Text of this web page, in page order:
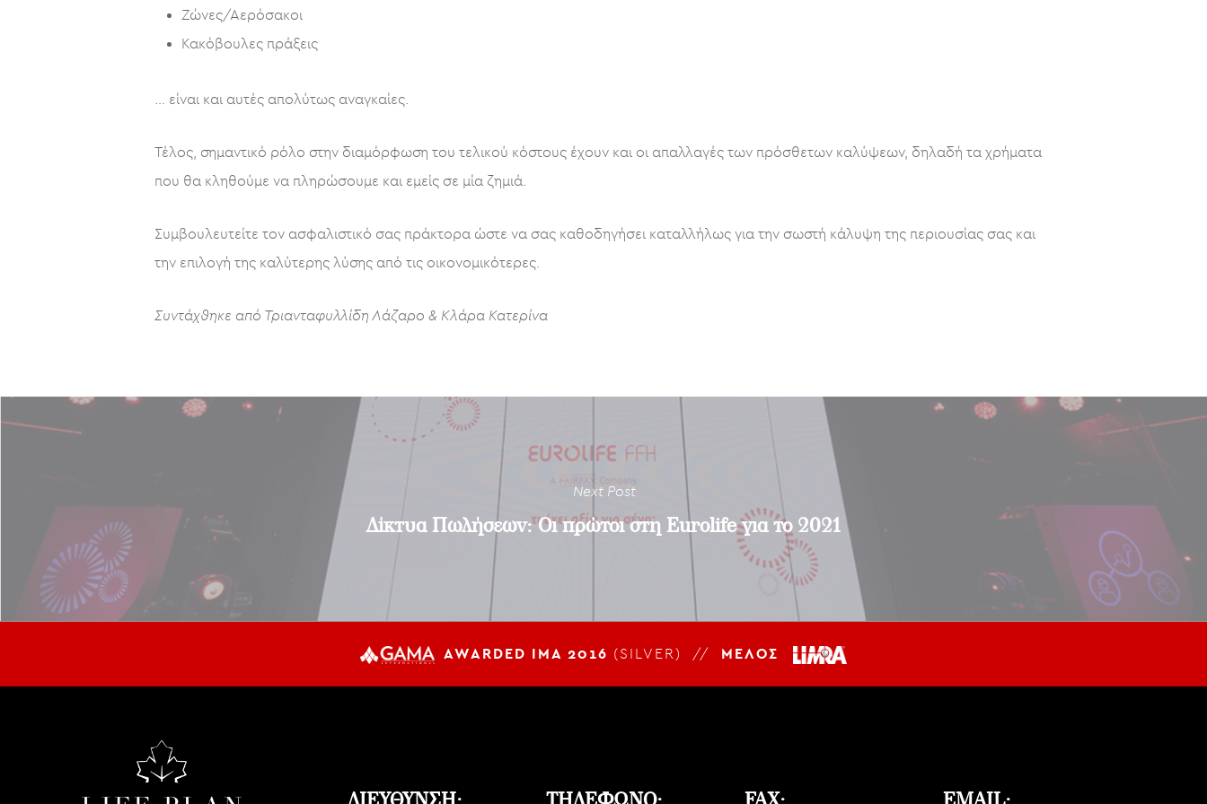
Ζώνες/Αερόσακοι
Κακόβουλες πράξεις
… είναι και αυτές απολύτως αναγκαίες.
Τέλος, σημαντικό ρόλο στην διαμόρφωση του τελικού κόστους έχουν και οι απαλλαγές των πρόσθετων καλύψεων, δηλαδή τα χρήματα
που θα κληθούμε να πληρώσουμε και εμείς σε μία ζημιά.
Συμβουλευτείτε τον ασφαλιστικό σας πράκτορα ώστε να σας καθοδηγήσει καταλλήλως για την σωστή κάλυψη της περιουσίας σας και
την επιλογή της καλύτερης λύσης από τις οικονομικότερες.
Συντάχθηκε από Τριανταφυλλίδη Λάζαρο & Κλάρα Κατερίνα
Next Post
Δίκτυα Πωλήσεων: Οι πρώτοι στη Eurolife για το 2021
AWARDED IMA 2016 (SILVER) // ΜΕΛΟΣ